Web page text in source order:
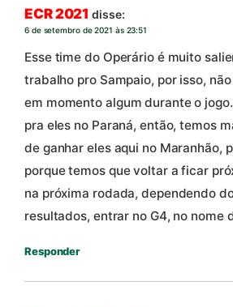
ECR 2021 disse:
6 de setembro de 2021 às 23:51
Esse time do Operário é muito
trabalho pro Sampaio, por isso,
em momento algum durante o
pra eles no Paraná, então, temos
de ganhar eles aqui no Maranhão,
porque temos que voltar a ficar
na próxima rodada, dependendo
resultados, entrar no G4, no nome
Responder